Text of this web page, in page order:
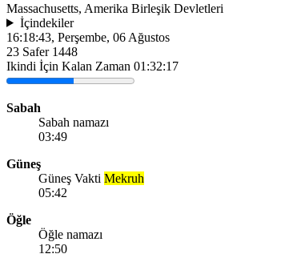
Massachusetts, Amerika Birleşik Devletleri
İçindekiler
16:18:43, Perşembe, 06 Ağustos
23 Safer 1448
Ikindi İçin Kalan Zaman 01:32:17
Sabah
Sabah namazı
03:49
Güneş
Güneş Vakti Mekruh
05:42
Öğle
Öğle namazı
12:50